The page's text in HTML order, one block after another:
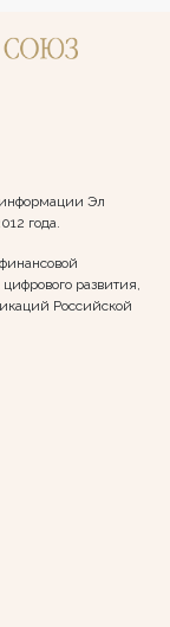
информации Эл
года.
развития,
Российской